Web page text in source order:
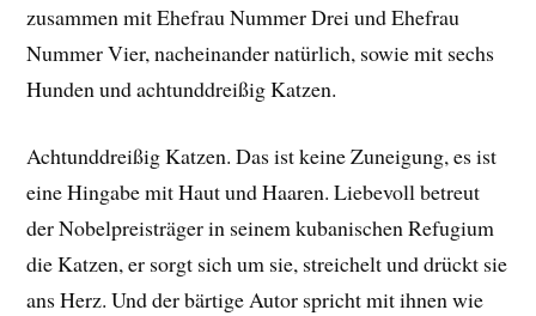
zusammen mit Ehefrau Nummer Drei und Ehefrau
Nummer Vier, nacheinander natürlich, sowie mit sechs
Hunden und achtunddreißig Katzen.
Achtunddreißig Katzen. Das ist keine Zuneigung, es ist
eine Hingabe mit Haut und Haaren. Liebevoll betreut
der Nobelpreisträger in seinem kubanischen Refugium
die Katzen, er sorgt sich um sie, streichelt und drückt sie
ans Herz. Und der bärtige Autor spricht mit ihnen wie